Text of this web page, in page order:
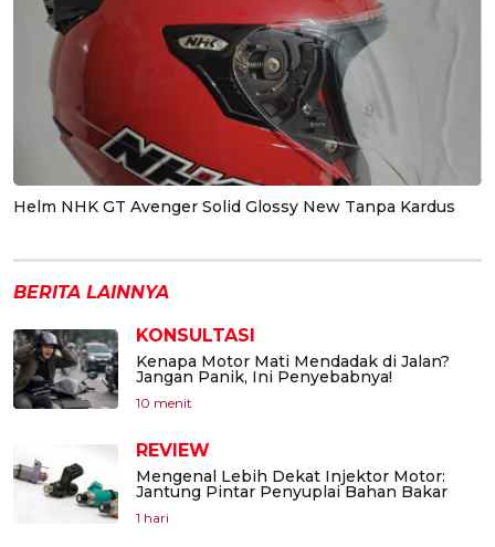
Helm NHK GT Avenger Solid Glossy New Tanpa Kardus
BERITA LAINNYA
KONSULTASI
Kenapa Motor Mati Mendadak di Jalan?
Jangan Panik, Ini Penyebabnya!
10 menit
REVIEW
Mengenal Lebih Dekat Injektor Motor:
Jantung Pintar Penyuplai Bahan Bakar
1 hari